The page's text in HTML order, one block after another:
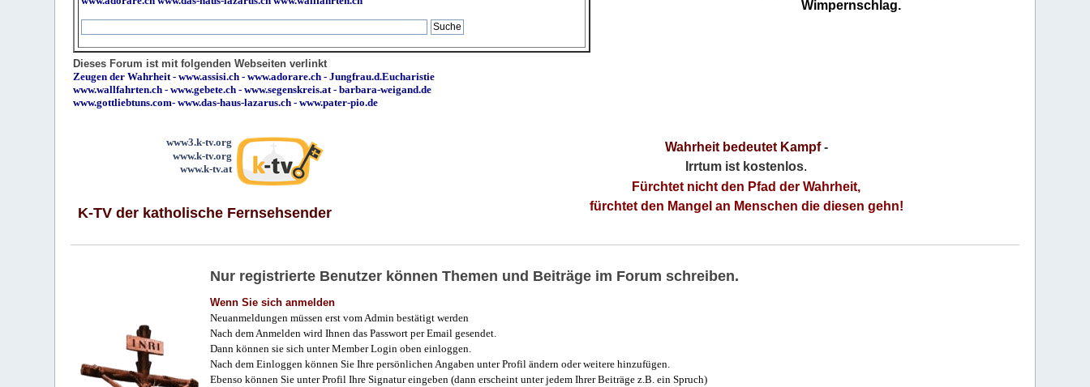
Wimpernschlag.
Dieses Forum ist mit folgenden Webseiten verlinkt
Zeugen der Wahrheit-www.assisi.ch -www.adorare.ch -Jungfrau.d.Eucharistie
www.wallfahrten.ch -www.gebete.ch -www.segenskreis.at-barbara-weigand.de
www.gottliebtuns.com-www.das-haus-lazarus.ch - www.pater-pio.de
www3.k-tv.org
www.k-tv.org
www.k-tv.at
K-TV der katholische Fernsehsender
Wahrheit bedeutet Kampf-
Irrtum ist kostenlos.
Fürchtet nicht den Pfad der Wahrheit,
fürchtet den Mangel an Menschen die diesen gehn!
Nur registrierte Benutzer können Themen und Beiträge im Forum schreiben.
Wenn Sie sich anmelden
Neuanmeldungen müssen erst vom Admin bestätigt werden
Nach dem Anmelden wird Ihnen das Passwort per Email gesendet.
Dann können sie sich unter Member Login oben einloggen.
Nach dem Einloggen können Sie Ihre persönlichen Angaben unter Profil ändern oder weitere hinzufügen.
Ebenso können Sie unter Profil Ihre Signatur eingeben (dann erscheint unter jedem Ihrer Beiträge z.B. ein Spruch)